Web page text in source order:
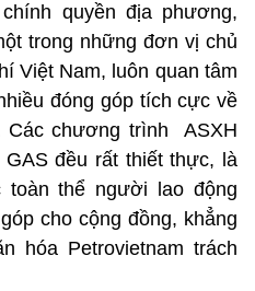
quyền địa phương,
trong những đơn vị chủ
Việt Nam, luôn quan tâm
đóng góp tích cực về
Các chương trình ASXH
đều rất thiết thực, là
toàn thể người lao động
cho cộng đồng, khẳng
hóa Petrovietnam trách